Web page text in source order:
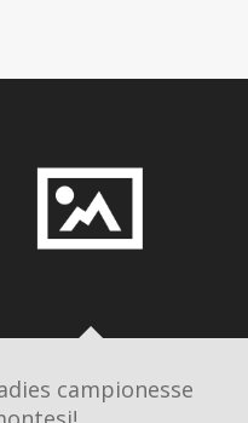
campionesse